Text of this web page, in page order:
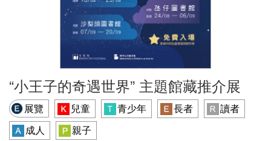
“小王子的奇遇世界” 主題館藏推介展
展覽 兒童 青少年 長者
讀者
成人
親子